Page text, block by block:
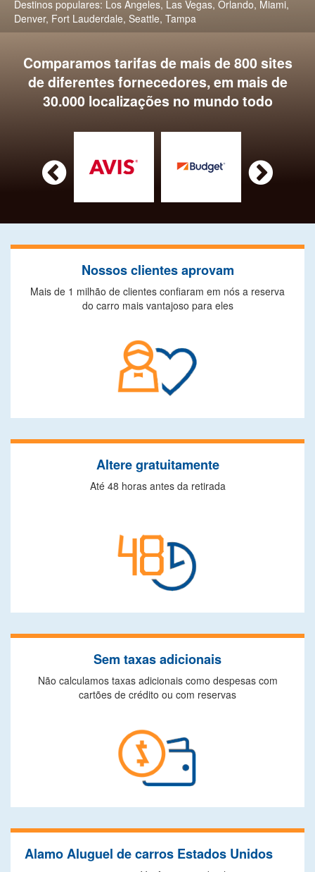
Destinos populares: Los Angeles, Las Vegas, Orlando, Miami,
Denver, Fort Lauderdale, Seattle, Tampa
Comparamos tarifas de mais de 800 sites
de diferentes fornecedores, em mais de
30.000 localizações no mundo todo
 
Nossos clientes aprovam
Mais de 1 milhão de clientes confiaram em nós a reserva
do carro mais vantajoso para eles
Altere gratuitamente
Até 48 horas antes da retirada
Sem taxas adicionais
Não calculamos taxas adicionais como despesas com
cartões de crédito ou com reservas
Alamo Aluguel de carros Estados Unidos